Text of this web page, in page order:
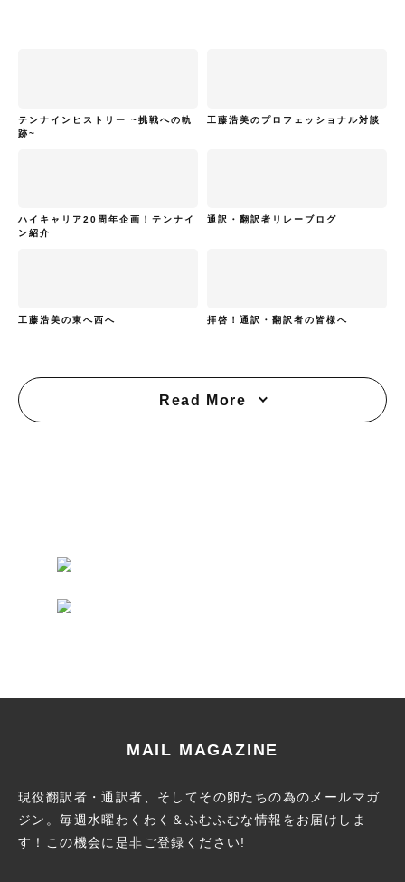
テンナインヒストリー ~挑戦への軌
跡~
工藤浩美のプロフェッショナル対談
ハイキャリア20周年企画！テンナイ
ン紹介
通訳・翻訳者リレーブログ
工藤浩美の東へ西へ 拝啓！通訳・翻訳者の皆様へ
Read More
MAIL MAGAZINE
現役翻訳者・通訳者、そしてその卵たちの為のメールマガ
ジン。毎週水曜わくわく＆ふむふむな情報をお届けしま
す！この機会に 是非ご登録ください!